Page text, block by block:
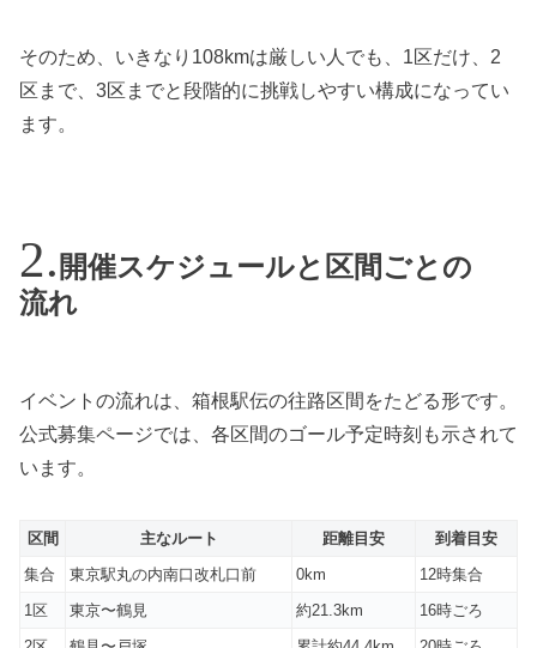
そのため、いきなり108kmは厳しい人でも、1区だけ、2
区まで、3区までと段階的に挑戦しやすい構成になってい
ます。
開催スケジュールと区間ごとの
流れ
イベントの流れは、箱根駅伝の往路区間をたどる形です。
公式募集ページでは、各区間のゴール予定時刻も示されて
います。
区間 主なルート 距離目安
到着目安
集合
東京駅丸の内南口改札口前 0km
12時集合
1区
東京〜鶴見 約21.3km
16時ごろ